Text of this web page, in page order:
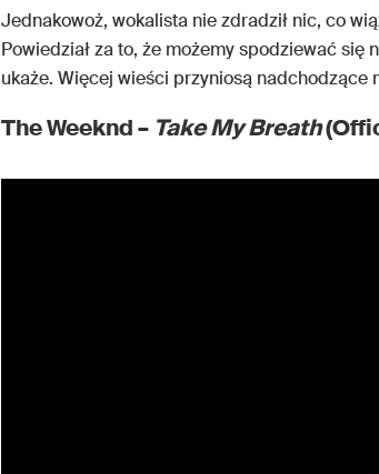
Jednakowoż, wokalista nie zdradził nic, co
Powiedział za to, że możemy spodziewać
ukaże. Więcej wieści przyniosą nadchodzące
The Weeknd – Take My Breath